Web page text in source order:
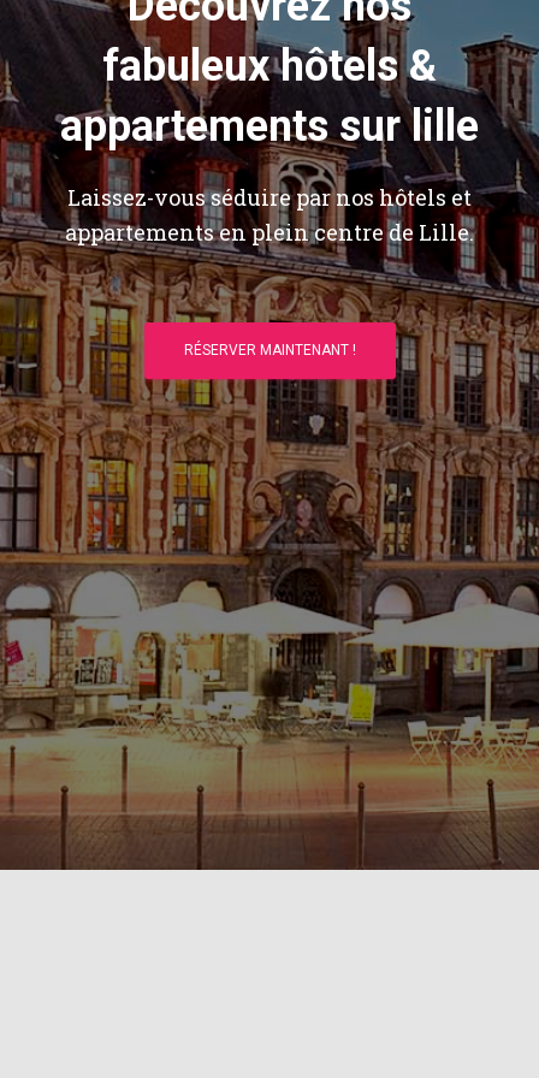
fabuleux hôtels &
appartements sur lille
Laissez-vous séduire par nos hôtels et
appartements en plein centre de Lille.
RÉSERVER MAINTENANT !